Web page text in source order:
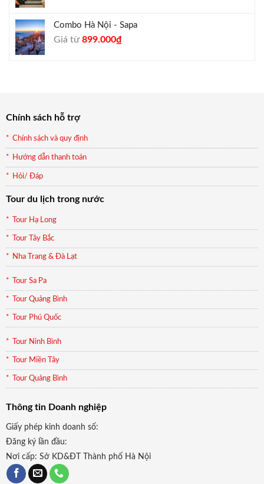
Combo Hà Nội - Sapa
Giá từGiá
899.000₫Giá
Chính sách hỗ trợ
Chính sách và quy định
Hướng dẫn thanh toán
Hỏi/ Đáp
Tour du lịch trong nước
Tour Hạ Long
Tour Tây Bắc
Nha Trang & Đà Lạt
Tour Sa Pa
Tour Quảng Bình
Tour Phú Quốc
Tour Ninh Bình
Tour Miền Tây
Tour Quảng Bình
Thông tin Doanh nghiệp
Giấy phép kinh doanh số:
Đăng ký lần đầu:
Nơi cấp: Sở KD&ĐT Thành phố Hà Nội